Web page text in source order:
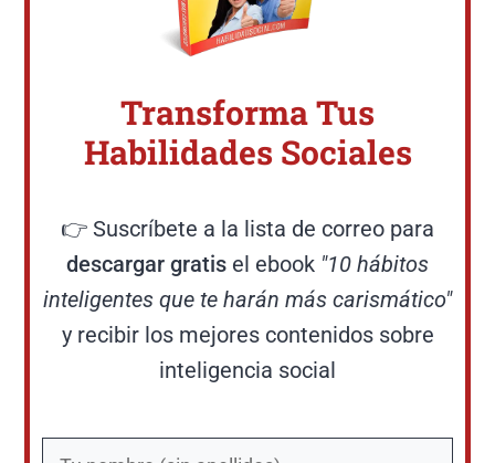
Transforma Tus
Habilidades Sociales
👉 Suscríbete a la lista de correo para
descargar gratis el ebook "10 hábitos
inteligentes que te harán más carismático"
y recibir los mejores contenidos sobre
inteligencia social